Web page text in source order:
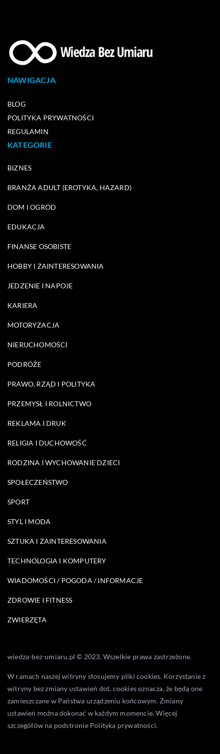
NAWIGACJA
BLOG
POLITYKA PRYWATNOŚCI
REGULAMIN
KATEGORIE
BIZNES
BRANŻA ADULT (EROTYKA, HAZARD)
DOM I OGRÓD
EDUKACJA
FINANSE OSOBISTE
HOBBY I ZAINTERESOWANIA
JEDZENIE I NAPOJE
KARIERA
MOTORYZACJA
NIERUCHOMOŚCI
PODRÓŻE
PRAWO, RZĄD I POLITYKA
PRZEMYSŁ I ROLNICTWO
REKLAMA I DRUK
RELIGIA I DUCHOWOŚĆ
RODZINA I WYCHOWANIE DZIECI
SPOŁECZEŃSTWO
SPORT
STYL I MODA
SZTUKA I ZAINTERESOWANIA
TECHNOLOGIA I KOMPUTERY
WIADOMOŚCI / POGODA / INFORMACJE
ZDROWIE I FITNESS
ZWIERZĘTA
wiedza-bez-umiaru.pl © 2023. Wszelkie prawa zastrzeżone.
W ramach naszej witryny stosujemy pliki cookies. Korzystanie z
witryny bez zmiany ustawień dot. cookies oznacza, że będą one
zamieszczane w Państwa urządzeniu końcowym. Zmiany
ustawień można dokonać w każdym momencie. Więcej
szczegółów na podstronie Polityka prywatności.